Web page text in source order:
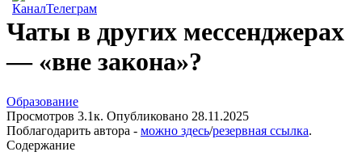
Чаты в других мессенджерах
— «вне закона»?
Образование
Просмотров 3.1к. Опубликовано 28.11.2025
Поблагодарить автора - можно здесь/резервная ссылка.
Содержание